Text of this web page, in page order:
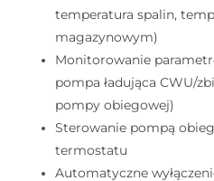
temperatura spalin,
magazynowym)
Monitorowanie
pompa ładująca CWU/
pompy obiegowej)
Sterowanie pompą
termostatu
Automatyczne